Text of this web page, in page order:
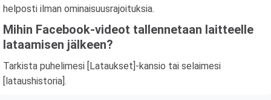
helposti ilman ominaisuusrajoituksia.
Mihin Facebook-videot tallennetaan laitteelle
lataamisen jälkeen?
Tarkista puhelimesi [Lataukset]-kansio tai selaimesi
[lataushistoria].